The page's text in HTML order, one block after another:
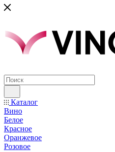
Каталог
Вино
Белое
Красное
Оранжевое
Розовое